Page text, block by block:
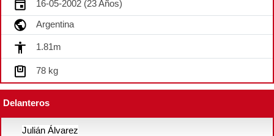
16-05-2002 (23 Años)
Argentina
1.81m
78 kg
Delanteros
Julián Álvarez